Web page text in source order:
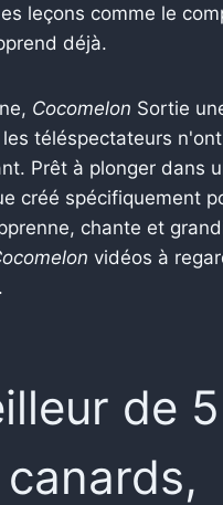
leçons comme le
déjà.
Cocomelon Sortie
téléspectateurs
Prêt à plonger dans
créé spécifiquement
chante et
vidéos à
de 5